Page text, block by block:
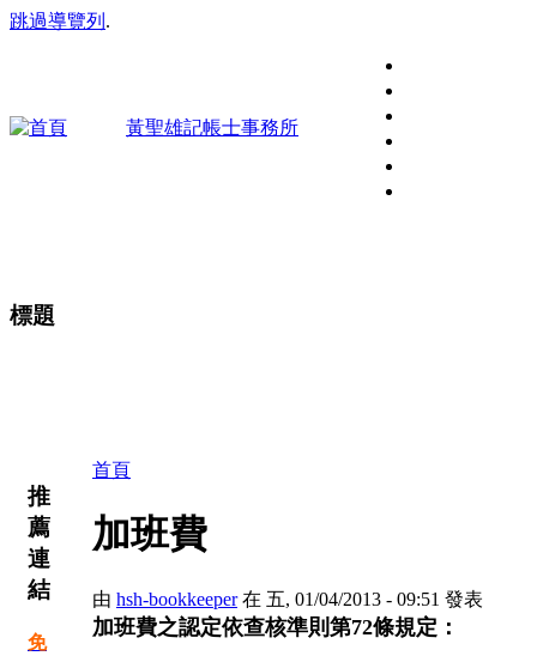
跳過導覽列 .
黃聖雄記帳士事務所
標題
推
薦
連
結
免
首頁
加班費
由 hsh-bookkeeper在 五, 01/04/2013 - 09:51 發表
加班費之認定依查核準則第72條規定：